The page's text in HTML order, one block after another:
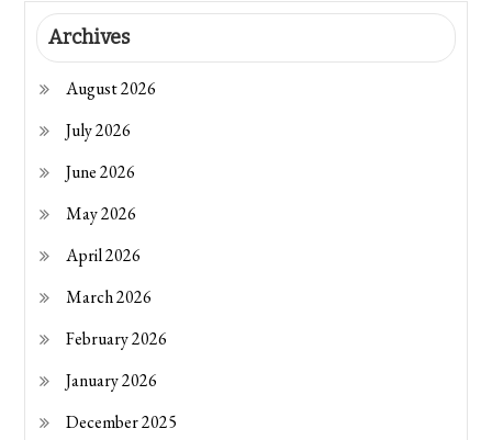
Archives
August 2026
July 2026
June 2026
May 2026
April 2026
March 2026
February 2026
January 2026
December 2025